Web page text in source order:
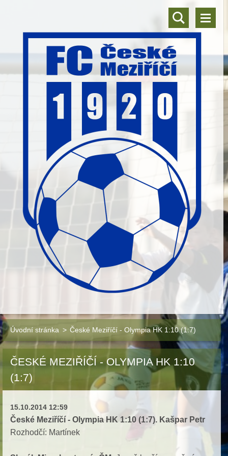
Úvodní stránka > České Meziříčí - Olympia HK 1:10 (1:7)
ČESKÉ MEZIŘÍČÍ - OLYMPIA HK 1:10
(1:7)
15.10.2014 12:59
České Meziříčí - Olympia HK 1:10 (1:7). Kašpar Petr
Rozhodčí: Martínek